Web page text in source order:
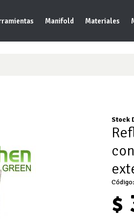
Manifold Materiales
Stock
$